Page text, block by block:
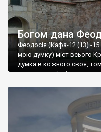
Богом дана
Феодосія (Кафа-12 (13) -15
мою думку) міст всього
думка в кожного своя,
запрошую відвідати це